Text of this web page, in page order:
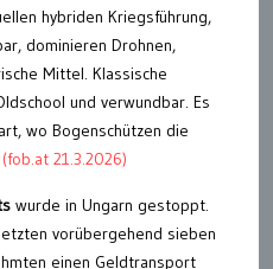
hybriden Kriegsführung,
dominieren Drohnen,
Mittel. Klassische
und verwundbar. Es
wo Bogenschützen die
(fob.at 21.3.2026)
wurde in Ungarn gestoppt.
vorübergehend sieben
einen Geldtransport